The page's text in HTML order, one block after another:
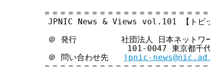
＝＝＝＝＝＝＝＝＝＝＝＝＝＝＝＝＝＝＝＝
JPNIC News & Views vol.101 【トピ
＠ 発行         社団法人 日本ネットワー
101-0047 東京都千代
＠ 問い合わせ先
jpnic-